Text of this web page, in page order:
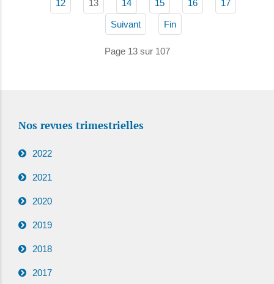
12 13 14 15 16 17
Suivant Fin
Page 13 sur 107
Nos revues trimestrielles
2022
2021
2020
2019
2018
2017